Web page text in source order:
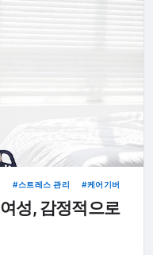
스트레스 관리 케어기버
성, 감정적으로